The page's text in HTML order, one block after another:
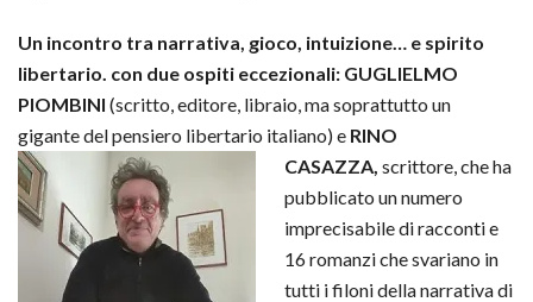
Un incontro tra narrativa, gioco, intuizione… e spirito
libertario. con due ospiti eccezionali: GUGLIELMO
PIOMBINI (scritto, editore, libraio, ma soprattutto un
gigante del pensiero libertario italiano) e RINO
CASAZZA, scrittore, che ha
pubblicato un numero
imprecisabile di racconti e
16 romanzi che svariano in
tutti i filoni della narrativa di